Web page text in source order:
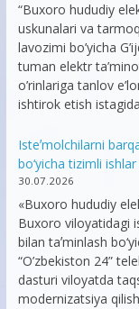
“Buxoro hududiy
uskunalari va
lavozimi bo’yicha
tuman elektr
o’rinlariga tanlov
ishtirok etish istagida
Isteʼmolchilarni
bo‘yicha tizimli
30.07.2026
«Buxoro hududiy
Buxoro viloyatidagi
bilan taʼminlash
“O’zbekiston 24”
dasturi viloyatda
modernizatsiya